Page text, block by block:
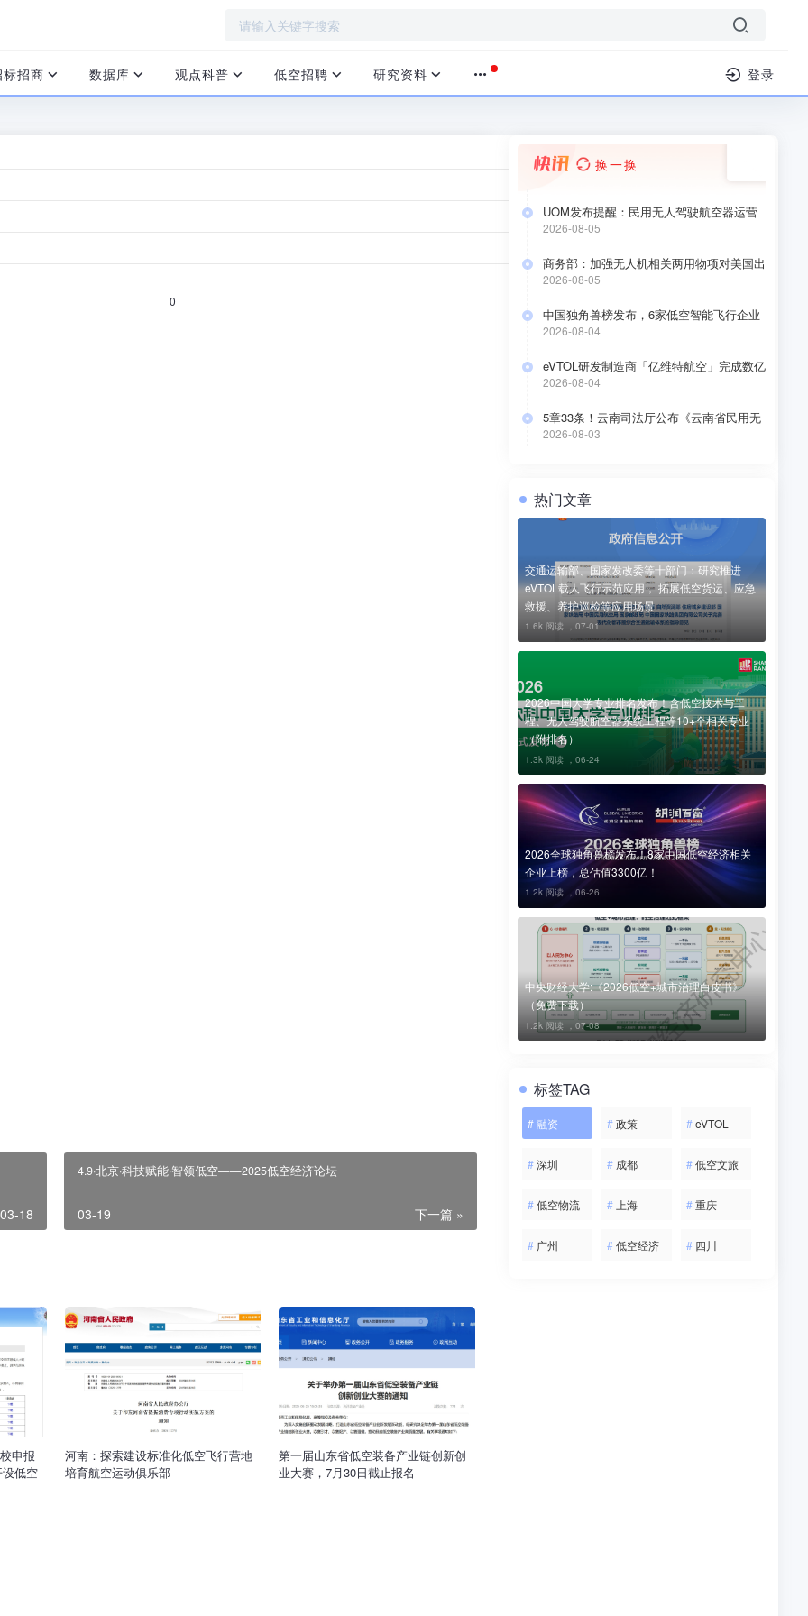
标招商 数据库 观点科普 低空招聘 研究资料 登录
0
03-18
4.9·北京·科技赋能·智领低空——2025低空经济论坛
下一篇 »
03-19
申报
低空
河南：探索建设标准化低空飞行营地
培育航空运动俱乐部
第一届山东省低空装备产业链创新创
业大赛，7月30日截止报名
换一换
UOM发布提醒：民用无人驾驶航空器运营
合格证持有人于2026年8月10日前要完成低
2026-08-05
商务部：加强无人机相关两用物项对美国出
口管制
2026-08-05
中国独角兽榜发布，6家低空智能飞行企业
上榜
2026-08-04
eVTOL研发制造商「亿维特航空」完成数亿
元A+轮融资
2026-08-04
5章33条！云南司法厅公布《云南省民用无
人驾驶航空器公共管理办法（草案）》（附
2026-08-03
热门文章
交通运输部、国家发改委等十部门：研究推进
eVTOL载人飞行示范应用， 拓展低空货运、应急
救援、养护巡检等应用场景
1.6k 阅读 ， 07-01
2026中国大学专业排名发布！含低空技术与工
程、无人驾驶航空器系统工程等10+个相关专业
（附排名）
1.3k 阅读 ， 06-24
2026全球独角兽榜发布！8家中国低空经济相关
企业上榜，总估值3300亿！
1.2k 阅读 ， 06-26
中央财经大学:《2026低空+城市治理白皮书》
（免费下载）
1.2k 阅读 ， 07-08
标签TAG
#融资 #政策 #eVTOL
#深圳 # 成都 #低空文旅
#低空物流 # 上海 #重庆
# 广州 #低空经济 # 四川